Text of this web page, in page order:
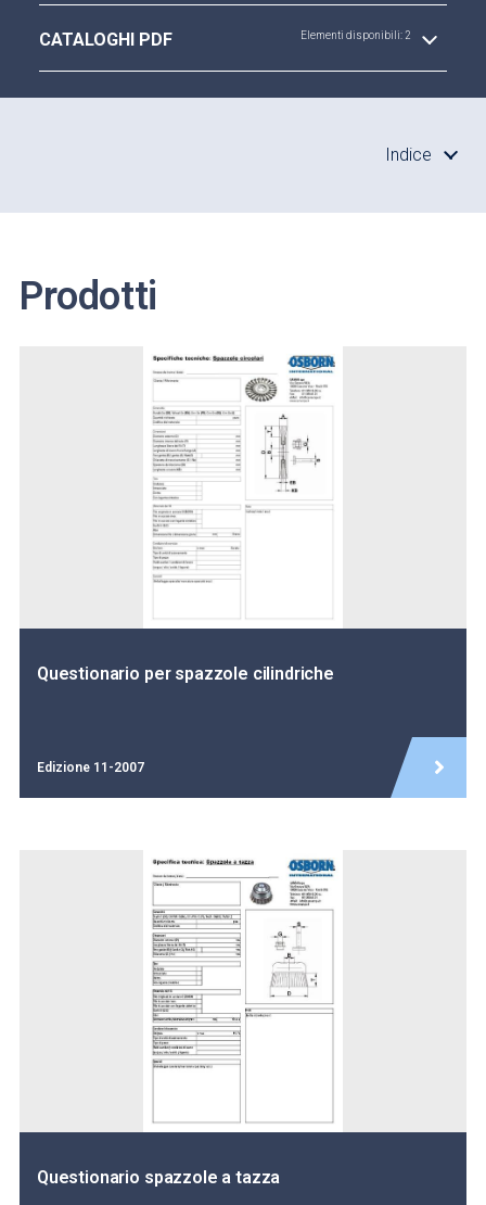
CATALOGHI PDF Elementi disponibili: 2
Indice
Prodotti
Questionario per spazzole cilindriche
Edizione 11-2007
Questionario spazzole a tazza